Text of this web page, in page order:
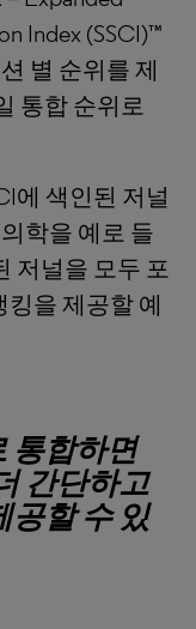
Index (SSCI)™
별 순위를 제
통합 순위로
에 색인된 저널
학을 예로 들
저널을 모두 포
을 제공할 예
통합하면
간단하고
공할 수 있